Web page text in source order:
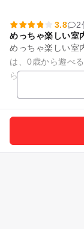
3.8
2
めっちゃ楽しい室
めっちゃ楽しい室
は、0歳から遊べ
られた施設内には